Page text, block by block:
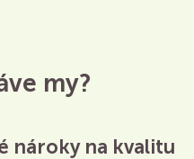
my?
nároky na kvalitu